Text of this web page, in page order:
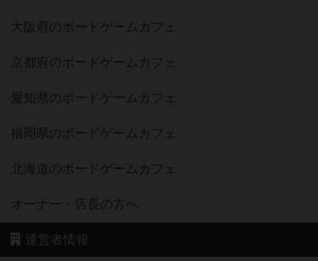
大阪府のボードゲームカフェ
京都府のボードゲームカフェ
愛知県のボードゲームカフェ
福岡県のボードゲームカフェ
北海道のボードゲームカフェ
オーナー・店長の方へ
運営者情報